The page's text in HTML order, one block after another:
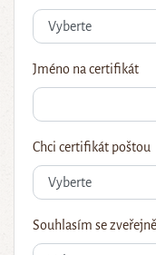
Jméno na certifikát
Chci certifikát poštou
Souhlasím se